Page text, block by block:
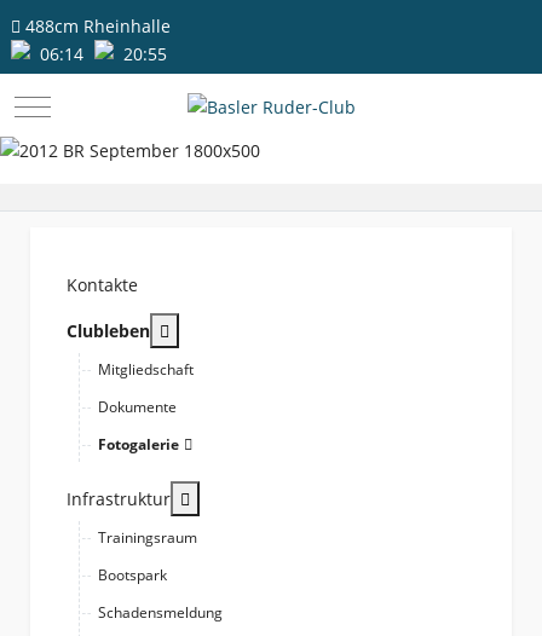
488cm Rheinhalle
06:14
20:55
Mobile Menu Toggle
Kontakte
Clubleben
Mitgliedschaft
Dokumente
Fotogalerie
Infrastruktur
Trainingsraum
Bootspark
Schadensmeldung